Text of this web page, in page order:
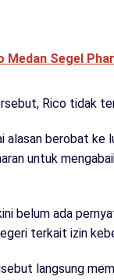
Medan Segel
Rico tidak
alasan berobat ke
untuk
belum ada
terkait izin
langsung